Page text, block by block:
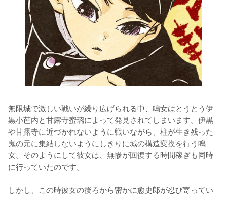
無限城で激しい戦いが繰り広げられる中、鳴女はとうとう伊
黒小芭内と甘露寺蜜璃によって発見されてしまいます。伊黒
や甘露寺に近づかれないように戦いながら、柱が生き残った
鬼の元に集結しないようにしきりに城の構造変換を行う鳴
女。そのようにして彼女は、無惨が回復する時間稼ぎも同時
に行っていたのです。
しかし、この時彼女の後ろから密かに愈史郎が忍び寄ってい